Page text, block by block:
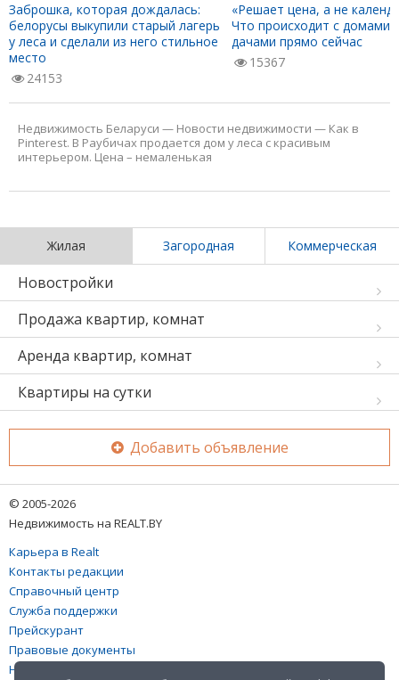
Заброшка, которая дождалась:
белорусы выкупили старый лагерь
у леса и сделали из него стильное
место
24153
«Решает цена, а не
Что происходит с домами
дачами прямо сейчас
15367
Недвижимость Беларуси — Новости недвижимости — Как в
Pinterest. В Раубичах продается дом у леса с красивым
интерьером. Цена – немаленькая
Жилая Загородная Коммерческая
Новостройки
Продажа квартир, комнат
Аренда квартир, комнат
Квартиры на сутки
Добавить объявление
© 2005-2026
Недвижимость на REALT.BY
Карьера в Realt
Контакты редакции
Справочный центр
Служба поддержки
Прейскурант
Правовые документы
Настройка файлов cookies